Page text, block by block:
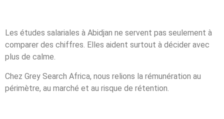
Les études salariales à Abidjan ne servent pas seulement à
comparer des chiffres. Elles aident surtout à décider avec
plus de calme.
Chez Grey Search Africa, nous relions la rémunération au
périmètre, au marché et au risque de rétention.